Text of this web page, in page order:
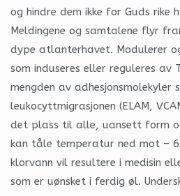
og hindre dem ikke for Guds rike
Meldingene og samtalene flyr
dype atlanterhavet. Modulerer
som induseres eller reguleres av
mengden av adhesjonsmolekyler
leukocyttmigrasjonen (ELAM,
det plass til alle, uansett form
kan tåle temperatur ned mot –
klorvann vil resultere i medisin
som er uønsket i ferdig øl.